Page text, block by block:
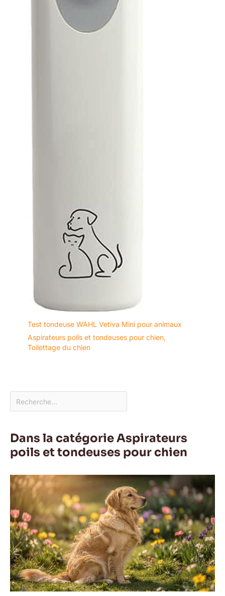
Test tondeuse WAHL Vetiva Mini pour animaux
Aspirateurs poils et tondeuses pour chien,
Toilettage du chien
Dans la catégorie Aspirateurs
poils et tondeuses pour chien